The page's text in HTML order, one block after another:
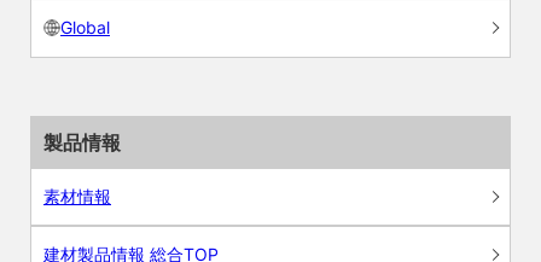
Global
製品情報
素材情報
建材製品情報 総合TOP